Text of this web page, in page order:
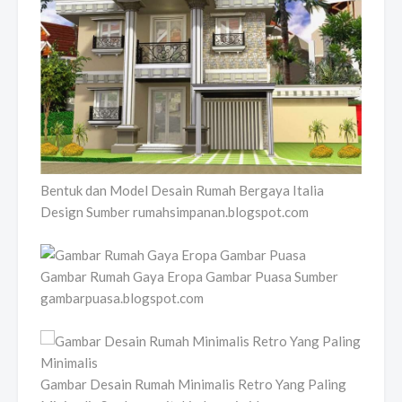
Bentuk dan Model Desain Rumah Bergaya Italia
Design Sumber rumahsimpanan.blogspot.com
Gambar Rumah Gaya Eropa Gambar Puasa Sumber
gambarpuasa.blogspot.com
Gambar Desain Rumah Minimalis Retro Yang Paling